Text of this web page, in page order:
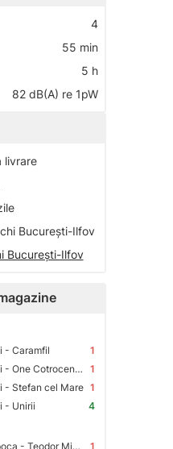
4
55 min
5 h
82 dB(A) re 1pW
livrare
București-Ilfov
București-Ilfov
- Caramfil
1
Premium Store Bucuresti - One Cotroceni Park
1
- Stefan cel Mare 1
- Unirii
4
Premium Store Cluj-Napoca - Teodor Mihali 1